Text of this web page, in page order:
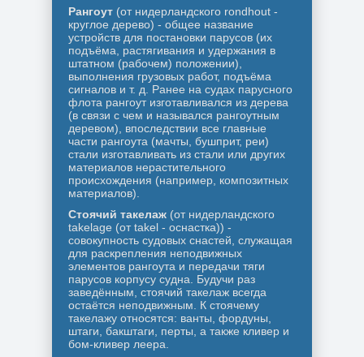
Рангоут (от нидерландского rondhout -
круглое дерево) - общее название
устройств для постановки парусов (их
подъёма, растягивания и удержания в
штатном (рабочем) положении),
выполнения грузовых работ, подъёма
сигналов и т. д. Ранее на судах парусного
флота рангоут изготавливался из дерева
(в связи с чем и назывался рангоутным
деревом), впоследствии все главные
части рангоута (мачты, бушприт, реи)
стали изготавливать из стали или других
материалов нерастительного
происхождения (например, композитных
материалов).
Стоячий такелаж (от нидерландского
takelage (от takel - оснастка)) -
совокупность судовых снастей, служащая
для раскрепления неподвижных
элементов рангоута и передачи тяги
парусов корпусу судна. Будучи раз
заведённым, стоячий такелаж всегда
остаётся неподвижным. К стоячему
такелажу относятся: ванты, фордуны,
штаги, бакштаги, перты, а также кливер и
бом-кливер леера.